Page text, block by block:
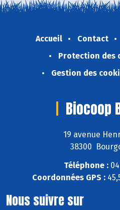
Accueil Contact
Protection des
Gestion des
Biocoop
19 avenue
38300
Téléphone :
Coordonnées GPS :
Nous suivre sur